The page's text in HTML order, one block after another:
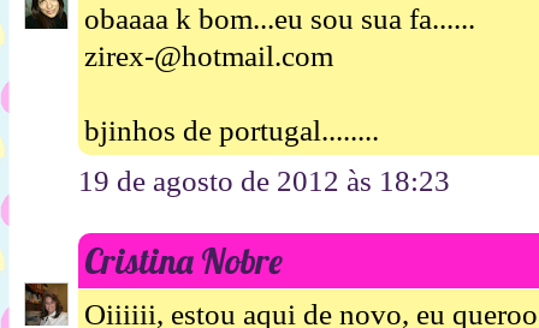
obaaaa k bom...eu sou sua fa......
zirex-@hotmail.com
bjinhos de portugal........
19 de agosto de 2012 às 18:23
Cristina Nobre
Oiiiiii, estou aqui de novo, eu